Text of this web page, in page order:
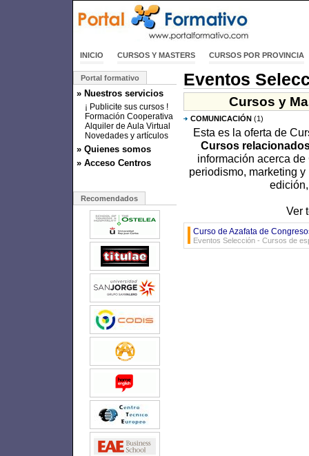
INICIO CURSOS Y MASTERS CURSOS POR PROVINCIA
Portal formativo
» Nuestros servicios
¡ Publicite sus cursos !
Formación Cooperativa
Alquiler de Aula Virtual
Novedades y artículos
» Quienes somos
» Acceso Centros
Recomendados
Eventos
Cursos y
COMUNICACIÓN (1)
Esta es la oferta de
Cursos
información acerca
periodismo, marketing
Ver
Curso de Azafata de
Eventos Selección - Cursos de